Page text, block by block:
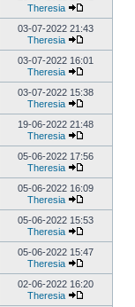
Theresia
03-07-2022 21:43
Theresia
03-07-2022 16:01
Theresia
03-07-2022 15:38
Theresia
19-06-2022 21:48
Theresia
05-06-2022 17:56
Theresia
05-06-2022 16:09
Theresia
05-06-2022 15:53
Theresia
05-06-2022 15:47
Theresia
02-06-2022 16:20
Theresia